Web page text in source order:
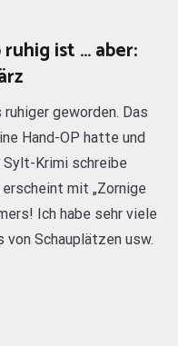
ist … aber:
geworden. Das
Hand-OP hatte und
Sylt-Krimi schreibe
mit „Zornige
Ich habe sehr viele
Schauplätzen usw.